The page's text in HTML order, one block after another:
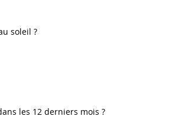
soleil ?
les 12 derniers mois ?